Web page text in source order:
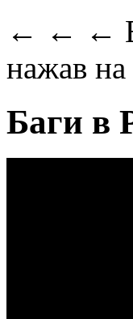
← ← ←
нажав
Баги в